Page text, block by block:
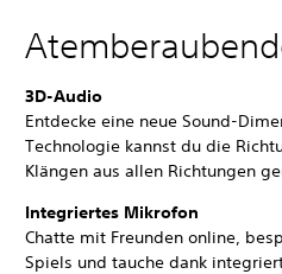
3D-Audio
Entdecke eine neue Sound-
Technologie kannst du die
Klängen aus allen Richtungen
Integriertes Mikrofon
Chatte mit Freunden online,
Spiels und tauche dank